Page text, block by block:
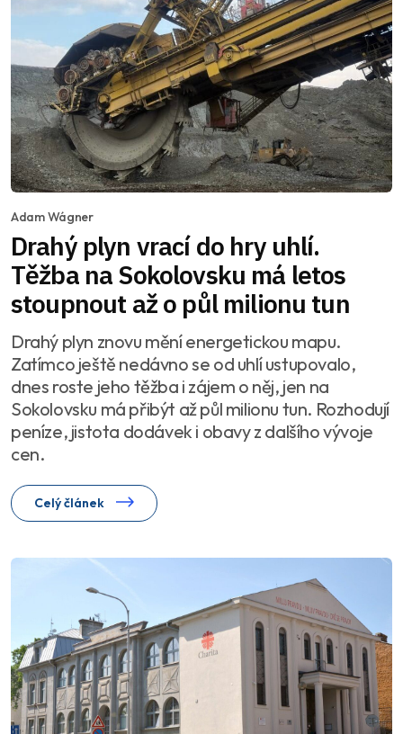
Adam Wágner
Drahý plyn vrací do hry uhlí.
Těžba na Sokolovsku má letos
stoupnout až o půl milionu tun
Drahý plyn znovu mění energetickou mapu.
Zatímco ještě nedávno se od uhlí ustupovalo,
dnes roste jeho těžba i zájem o něj, jen na
Sokolovsku má přibýt až půl milionu tun. Rozhodují
peníze, jistota dodávek i obavy z dalšího vývoje
cen.
Celý článek